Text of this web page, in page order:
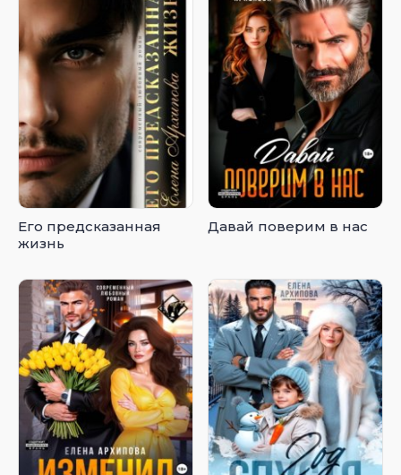
Его предсказанная
жизнь
Давай поверим в нас